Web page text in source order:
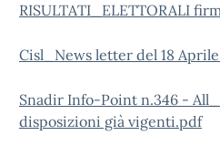
RISULTATI_ELETTORALI
Cisl_News letter del 18
Snadir Info-Point n.346 -
disposizioni già vigenti.pdf